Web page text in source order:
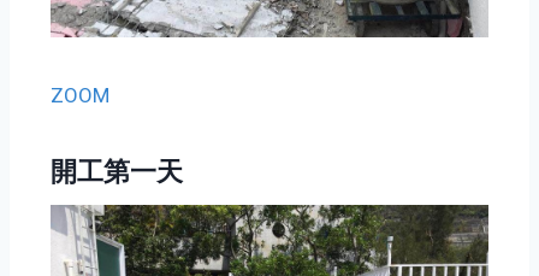
ZOOM
開工第一天